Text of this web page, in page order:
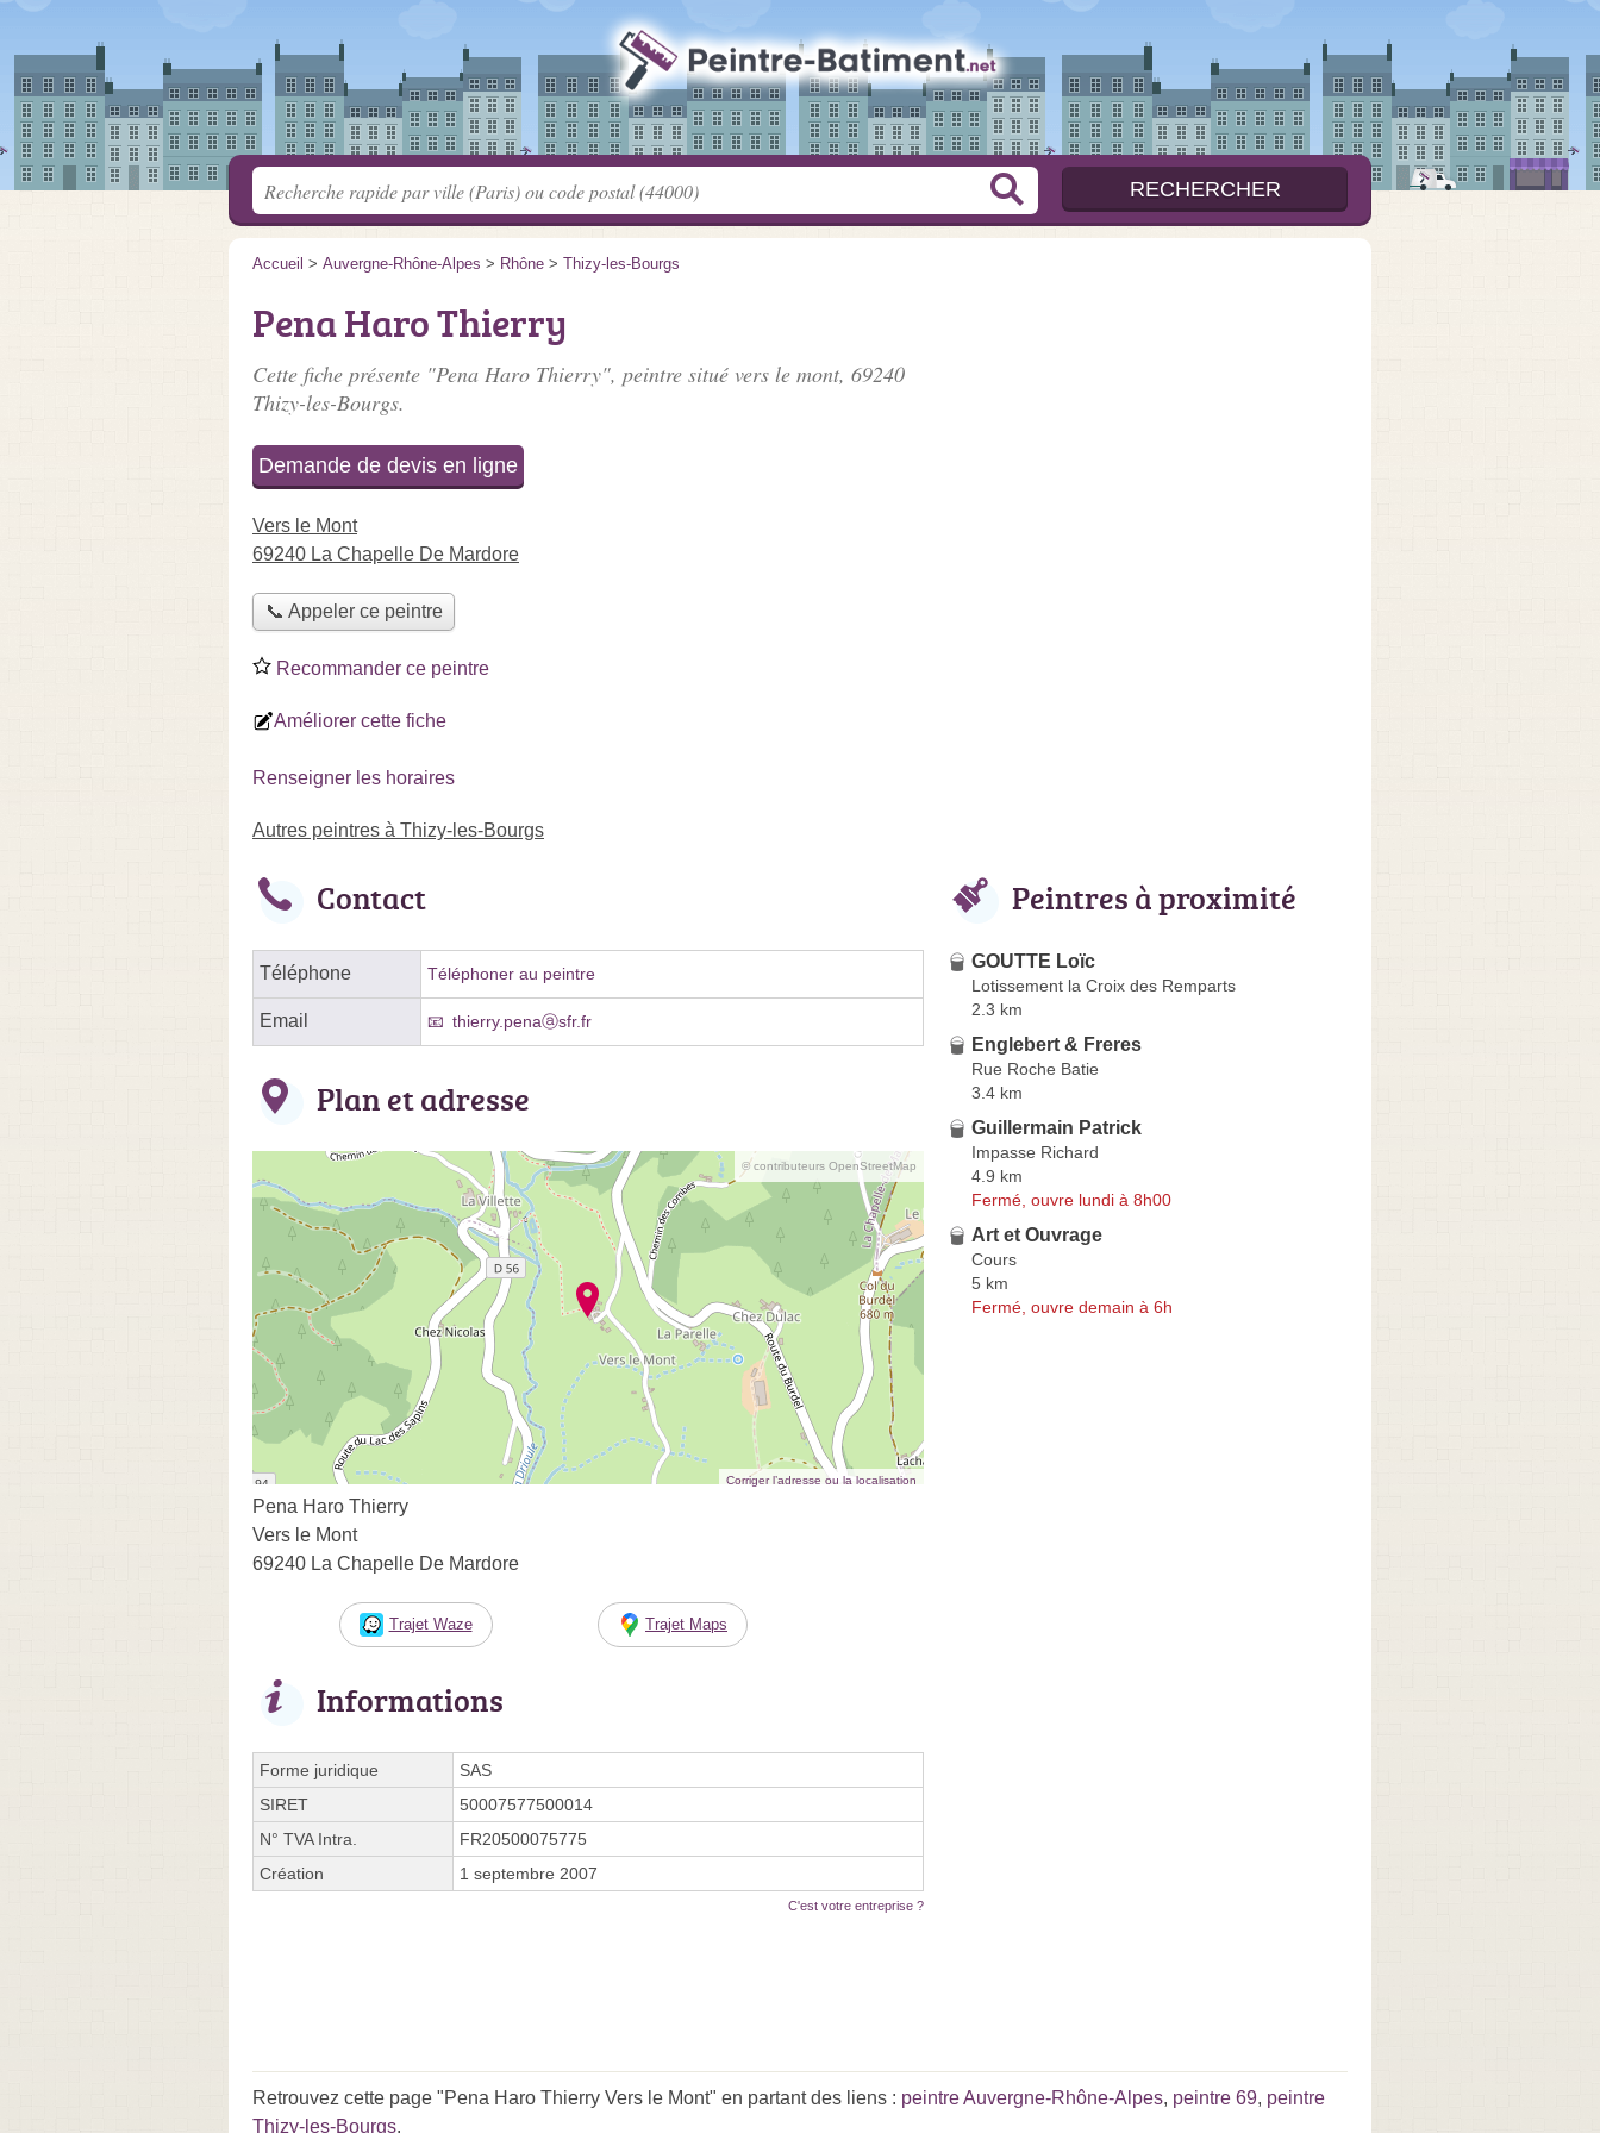
Accueil > Auvergne-Rhône-Alpes > Rhône > Thizy-les-Bourgs
Pena Haro Thierry
Cette fiche présente "Pena Haro Thierry", peintre situé vers le mont, 69240
Thizy-les-Bourgs.
Demande de devis en ligne
Vers le Mont
69240 La Chapelle De Mardore
📞 Appeler ce peintre
Recommander ce peintre
Améliorer cette fiche
Renseigner les horaires
Autres peintres à Thizy-les-Bourgs
Contact
Téléphone Téléphoner au peintre
Email thierry.penaⓐsfr.fr
Plan et adresse
© contributeurs OpenStreetMap
Corriger l’adresse ou la localisation
Pena Haro Thierry
Vers le Mont
69240 La Chapelle De Mardore
Trajet Waze Trajet Maps
Informations
Forme juridique
SAS
SIRET
50007577500014
N° TVA Intra.
FR20500075775
Création
1 septembre 2007
C'est votre entreprise ?
Peintres à proximité
GOUTTE Loïc
Lotissement la Croix des Remparts
2.3 km
Englebert & Freres
Rue Roche Batie
3.4 km
Guillermain Patrick
Impasse Richard
4.9 km
Fermé, ouvre lundi à 8h00
Art et Ouvrage
Cours
5 km
Fermé, ouvre demain à 6h
Retrouvez cette page "Pena Haro Thierry Vers le Mont" en partant des liens : peintre Auvergne-Rhône-Alpes, peintre 69, peintre
Thizy-les-Bourgs.